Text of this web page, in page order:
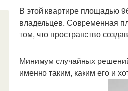
В этой квартире площадью
владельцев. Современная
том, что пространство
Минимум случайных
именно таким, каким его и